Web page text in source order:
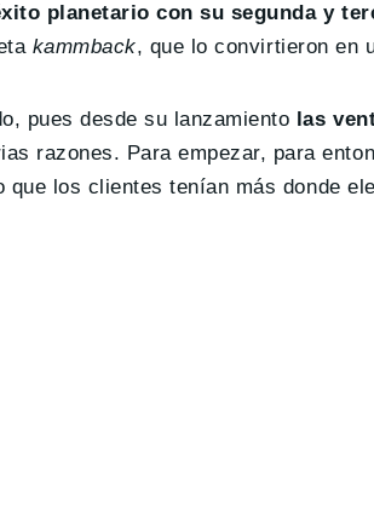
planetario con su segunda y
kammback, que lo convirtieron en
pues desde su lanzamiento las
razones. Para empezar, para
los clientes tenían más donde